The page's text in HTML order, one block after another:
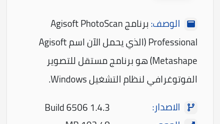
الوصف:
برنامج Agisoft PhotoScan
Professional (الذي يحمل الآن اسم Agisoft
Metashape) هو برنامج مستقل للتصوير
الفوتوغرافي لنظام التشغيل Windows.
الاصدار:
1.4.3 Build 6506